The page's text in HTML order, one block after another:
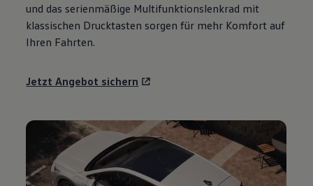
und das serienmäßige Multifunktionslenkrad mit
klassischen Drucktasten sorgen für mehr Komfort auf
Ihren Fahrten.
Jetzt Angebot sichern